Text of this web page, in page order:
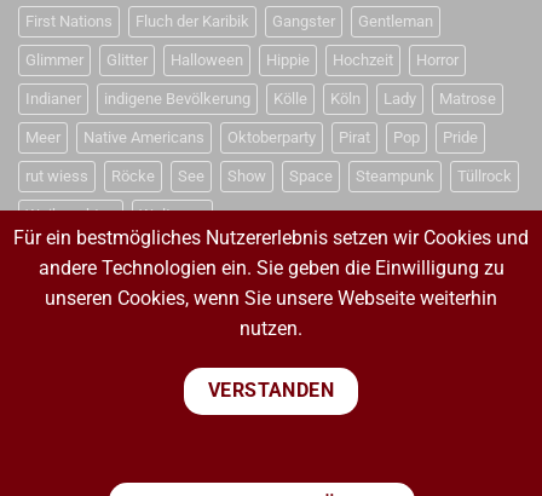
First Nations Fluch der Karibik Gangster Gentleman
Glimmer Glitter Halloween Hippie Hochzeit Horror
Indianer indigene Bevölkerung Kölle Köln Lady Matrose
Meer Native Americans Oktoberparty Pirat Pop Pride
rut wiess Röcke See Show Space Steampunk Tüllrock
Weihnachten Weltraum
VERTRAG WIDERRUFEN
VERTRAG WIDERRUFEN
PayPal Visa MasterCard
Sepa
Für ein bestmögliches Nutzererlebnis setzen wir Cookies und
andere Technologien ein. Sie geben die Einwilligung zu
unseren Cookies, wenn Sie unsere Webseite weiterhin
nutzen.
VERSTANDEN